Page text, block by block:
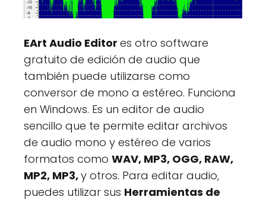
EArt Audio Editor es otro software
gratuito de edición de audio que
también puede utilizarse como
conversor de mono a estéreo. Funciona
en Windows. Es un editor de audio
sencillo que te permite editar archivos
de audio mono y estéreo de varios
formatos como WAV, MP3, OGG, RAW,
MP2, MP3,y otros. Para editar audio,
puedes utilizar sus Herramientas de